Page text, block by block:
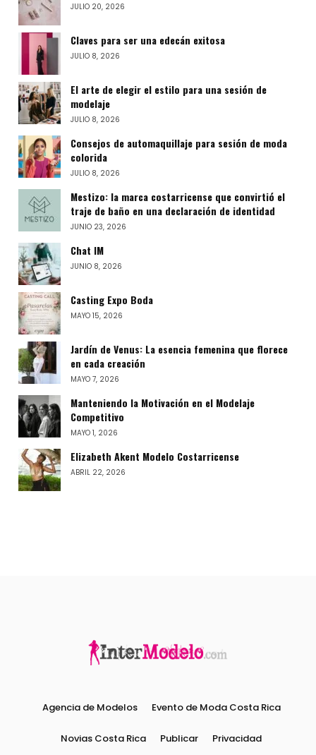
JULIO 20, 2026
Claves para ser una edecán exitosa
JULIO 8, 2026
El arte de elegir el estilo para una sesión de
modelaje
JULIO 8, 2026
Consejos de automaquillaje para sesión de moda
colorida
JULIO 8, 2026
Mestizo: la marca costarricense que convirtió el
traje de baño en una declaración de identidad
JUNIO 23, 2026
Chat IM
JUNIO 8, 2026
Casting Expo Boda
MAYO 15, 2026
Jardín de Venus: La esencia femenina que florece
en cada creación
MAYO 7, 2026
Manteniendo la Motivación en el Modelaje
Competitivo
MAYO 1, 2026
Elizabeth Akent Modelo Costarricense
ABRIL 22, 2026
Agencia de Modelos Evento de Moda Costa Rica
Novias Costa Rica Publicar Privacidad